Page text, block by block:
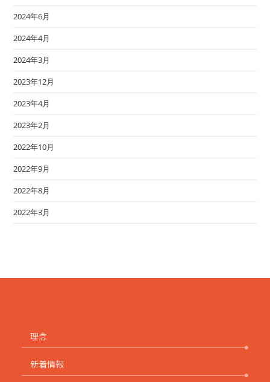
2024年6月
2024年4月
2024年3月
2023年12月
2023年4月
2023年2月
2022年10月
2022年9月
2022年8月
2022年3月
理念
新着情報